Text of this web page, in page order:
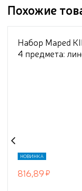
Похожие
Набор Maped
4 предмета:
карандаш с
антистресс,
поверхностью,
НОВИНКА
816,89